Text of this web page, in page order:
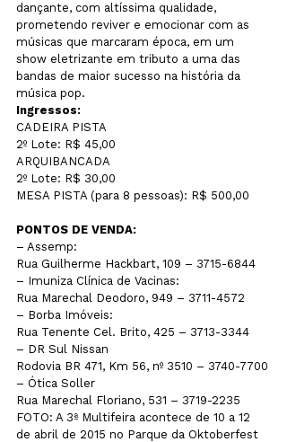
dançante, com altíssima qualidade,
prometendo reviver e emocionar com as
músicas que marcaram época, em um
show eletrizante em tributo a uma das
bandas de maior sucesso na história da
música pop.
Ingressos:
CADEIRA PISTA
2º Lote: R$ 45,00
ARQUIBANCADA
2º Lote: R$ 30,00
MESA PISTA (para 8 pessoas): R$ 500,00
PONTOS DE VENDA:
– Assemp:
Rua Guilherme Hackbart, 109 – 3715-6844
– Imuniza Clínica de Vacinas:
Rua Marechal Deodoro, 949 – 3711-4572
– Borba Imóveis:
Rua Tenente Cel. Brito, 425 – 3713-3344
– DR Sul Nissan
Rodovia BR 471, Km 56, nº 3510 – 3740-7700
– Ótica Soller
Rua Marechal Floriano, 531 – 3719-2235
FOTO: A 3ª Multifeira acontece de 10 a 12
de abril de 2015 no Parque da Oktoberfest